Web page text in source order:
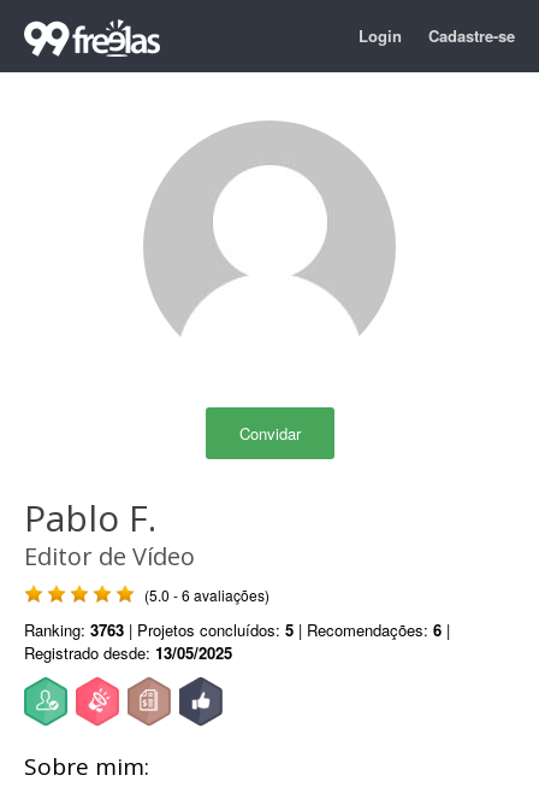
Login Cadastre-se
Convidar
Pablo F.
Editor de Vídeo
(5.0 - 6 avaliações)
Ranking: 3763 | Projetos concluídos: 5 | Recomendações: 6 |
Registrado desde: 13/05/2025
Sobre mim: